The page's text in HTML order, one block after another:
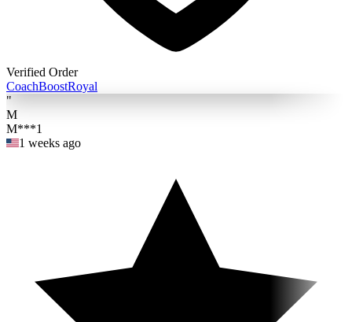
Verified Order
CoachBoostRoyal
"
M
M***1
1 weeks ago